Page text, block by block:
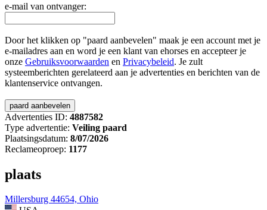
e-mail van ontvanger:
Door het klikken op "paard aanbevelen" maak je een account met je
e-mailadres aan en word je een klant van ehorses en accepteer je
onze Gebruiksvoorwaarden en Privacybeleid. Je zult
systeemberichten gerelateerd aan je advertenties en berichten van de
klantenservice ontvangen.
Advertenties ID: 4887582
Type advertentie: Veiling paard
Plaatsingsdatum: 8/07/2026
Reclameoproep: 1177
plaats
Millersburg 44654, Ohio